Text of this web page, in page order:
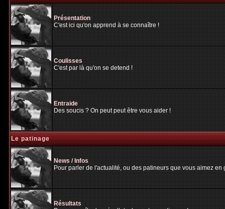
Présentation
C'est ici qu'on apprend à se connaître !
Coulisses
C'est par là qu'on se detend !
Entraide
Des soucis ? On peut peut être vous aider !
Le patinage
News / Infos
Pour parler de l'actualité, ou des patineurs que vous aimez
Résultats